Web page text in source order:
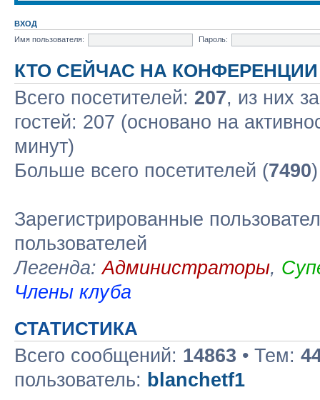
ВХОД
Имя пользователя:
Пароль:
КТО СЕЙЧАС НА КОНФЕРЕНЦИИ
Всего посетителей: 207, из них
гостей: 207 (основано на
минут)
Больше всего посетителей (7490
Зарегистрированные
пользователей
Легенда:Администраторы,
Члены клуба
СТАТИСТИКА
Всего сообщений: 14863 • Тем:
пользователь: blanchetf1